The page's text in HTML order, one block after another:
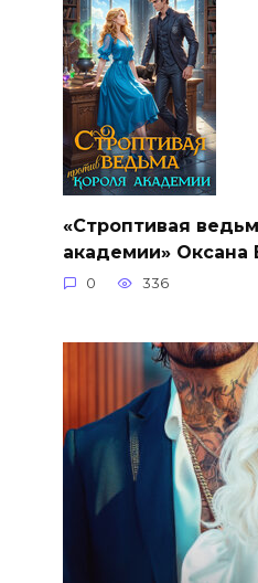
«Строптивая
академии» Оксана
0 336